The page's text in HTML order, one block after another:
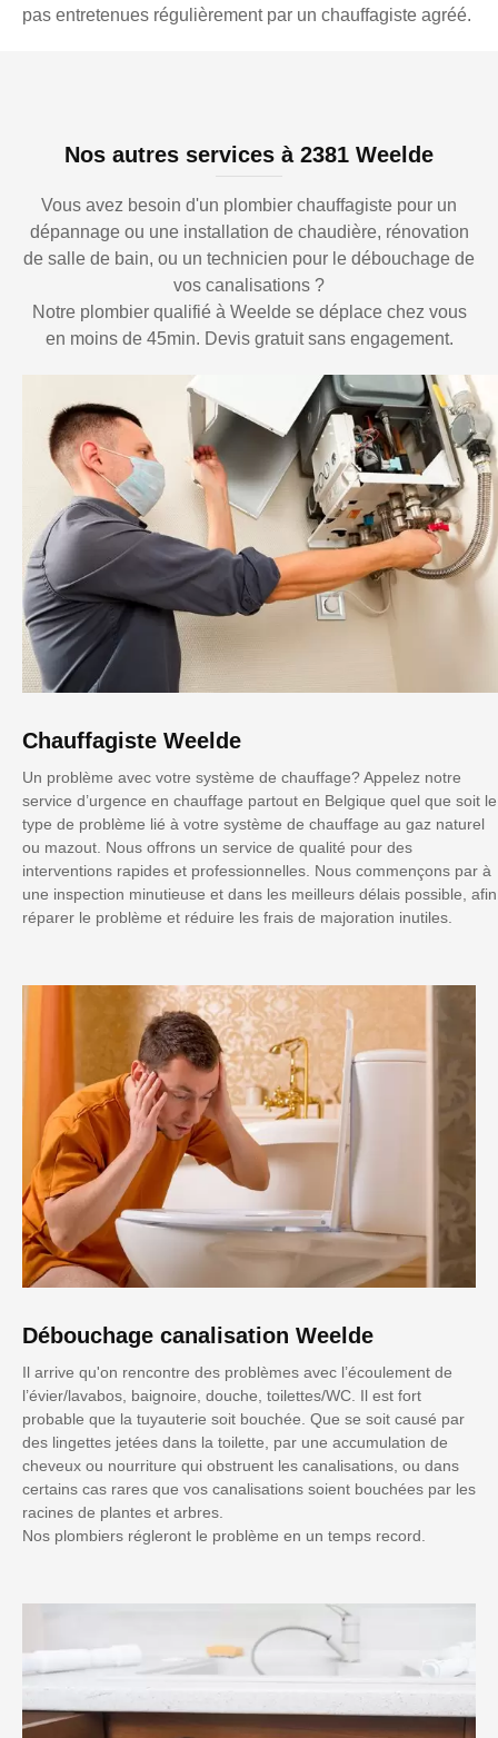
pas entretenues régulièrement par un chauffagiste agréé.
Nos autres services à 2381 Weelde
Vous avez besoin d'un plombier chauffagiste pour un
dépannage ou une installation de chaudière, rénovation
de salle de bain, ou un technicien pour le débouchage de
vos canalisations ?
Notre plombier qualifié à Weelde se déplace chez vous
en moins de 45min. Devis gratuit sans engagement.
Chauffagiste Weelde
Un problème avec votre système de chauffage? Appelez notre
service d’urgence en chauffage partout en Belgique quel que soit le
type de problème lié à votre système de chauffage au gaz naturel
ou mazout. Nous offrons un service de qualité pour des
interventions rapides et professionnelles. Nous commençons par à
une inspection minutieuse et dans les meilleurs délais possible, afin
réparer le problème et réduire les frais de majoration inutiles.
Débouchage canalisation Weelde
Il arrive qu'on rencontre des problèmes avec l’écoulement de
l’évier/lavabos, baignoire, douche, toilettes/WC. Il est fort
probable que la tuyauterie soit bouchée. Que se soit causé par
des lingettes jetées dans la toilette, par une accumulation de
cheveux ou nourriture qui obstruent les canalisations, ou dans
certains cas rares que vos canalisations soient bouchées par les
racines de plantes et arbres.
Nos plombiers régleront le problème en un temps record.